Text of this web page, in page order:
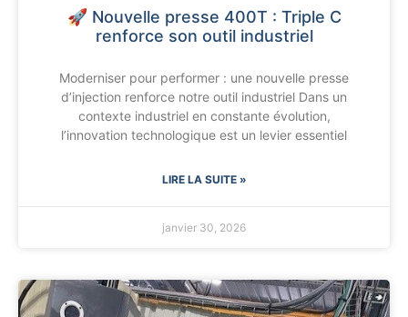
🚀 Nouvelle presse 400T : Triple C
renforce son outil industriel
Moderniser pour performer : une nouvelle presse
d’injection renforce notre outil industriel Dans un
contexte industriel en constante évolution,
l’innovation technologique est un levier essentiel
LIRE LA SUITE »
janvier 30, 2026